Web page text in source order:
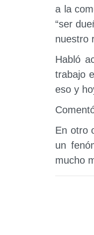
a la
“ser
nuestro
Habló
trabajo
eso y
En otro
un
mucho